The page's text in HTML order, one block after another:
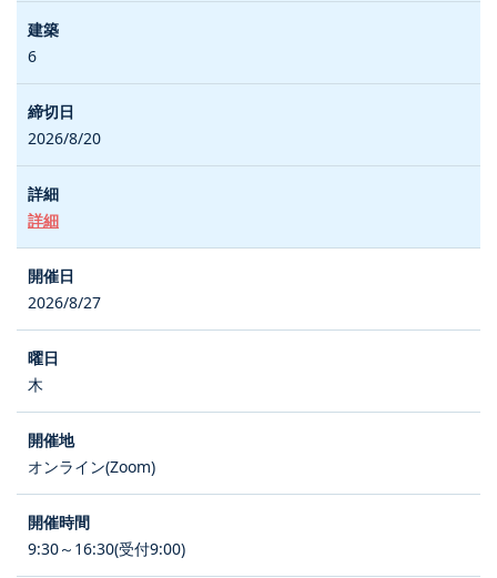
6
2026/8/20
詳細
2026/8/27
木
オンライン(Zoom)
9:30～16:30(受付9:00)